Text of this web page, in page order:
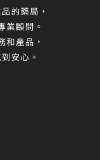
的藥局，
業顧問。
和產品，
安心。